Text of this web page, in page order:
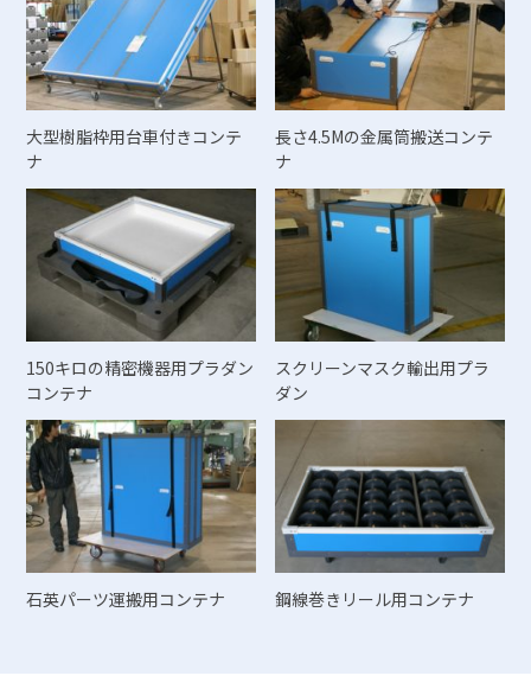
大型樹脂枠用台車付きコンテ
ナ
長さ4.5Mの金属筒搬送コンテ
ナ
150キロの精密機器用プラダン
コンテナ
スクリーンマスク輸出用プラ
ダン
石英パーツ運搬用コンテナ 鋼線巻きリール用コンテナ